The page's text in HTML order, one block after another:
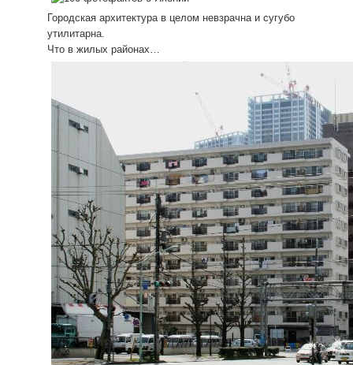
Городская архитектура в целом невзрачна и сугубо
утилитарна.
Что в жилых районах…